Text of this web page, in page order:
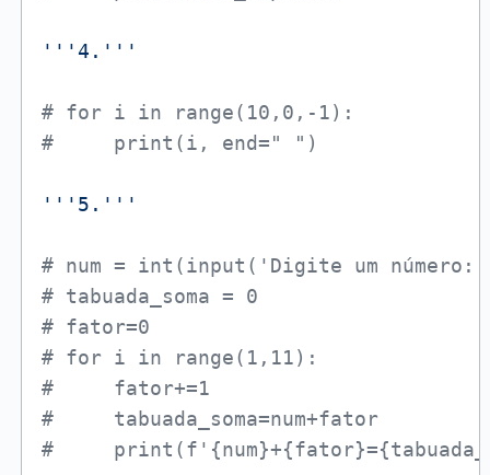
'''4.'''
# for i in range(10,0,-1):
#     print(i, end=" ")
'''5.'''
# num = int(input('Digite um
# tabuada_soma = 0
# fator=0
# for i in range(1,11):
#     fator+=1
#     tabuada_soma=num+fator
#